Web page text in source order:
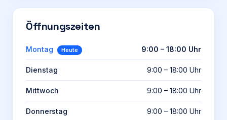
Öffnungszeiten
Montag Heute 9:00 – 18:00 Uhr
Dienstag 9:00 – 18:00 Uhr
Mittwoch 9:00 – 18:00 Uhr
Donnerstag 9:00 – 18:00 Uhr